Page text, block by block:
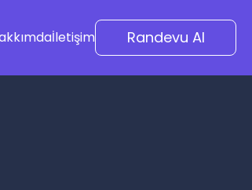
İletişim Randevu Al